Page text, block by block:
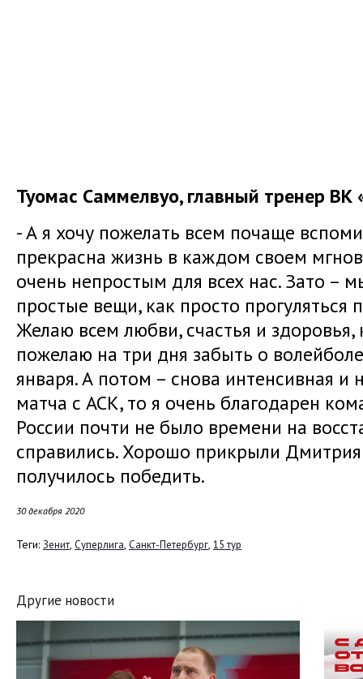
Туомас Саммелвуо, главный тренер ВК
- А я хочу пожелать всем почаще
прекрасна жизнь в каждом своем
очень непростым для всех нас. Зато –
простые вещи, как просто прогуляться
Желаю всем любви, счастья и
пожелаю на три дня забыть о
января. А потом – снова интенсивная и
матча с АСК, то я очень благодарен
России почти не было времени на
справились. Хорошо прикрыли
получилось победить.
30 декабря 2020
Теги: Зенит, Суперлига, Санкт-Петербург, 15 тур
Другие новости